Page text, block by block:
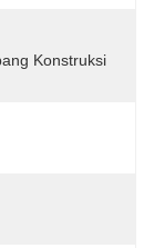
Konstruksi